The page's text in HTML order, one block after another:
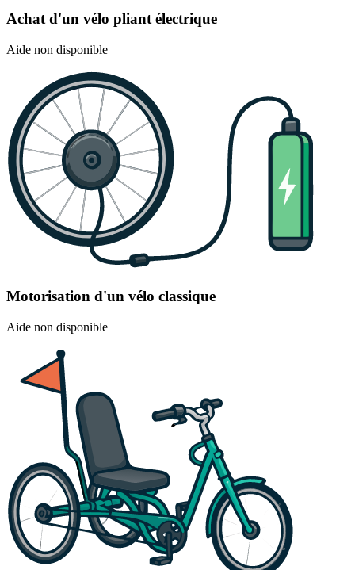
Achat d'un vélo pliant électrique
Aide non disponible
Motorisation d'un vélo classique
Aide non disponible